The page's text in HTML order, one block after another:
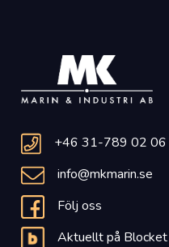
+46 31-789 02 06
info@mkmarin.se
Följ oss
Aktuellt på Blocket